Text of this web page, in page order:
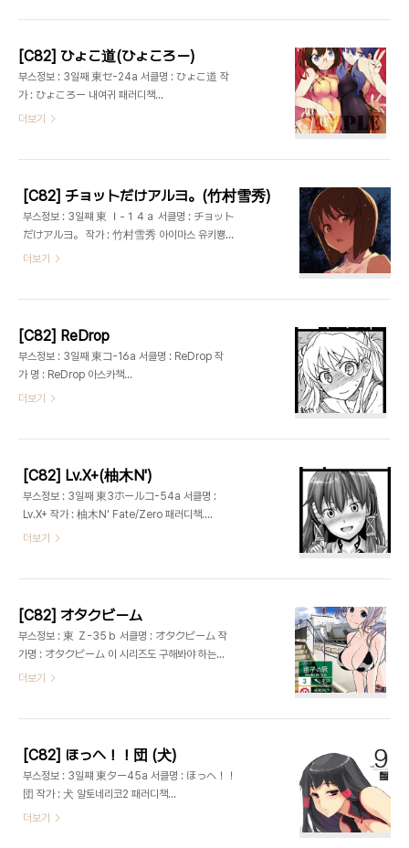
つわーくす(ぽんこつわーくす)偽住所不定(な
SISTERS 벽서클. 체력(중요), 자금에 여유가 ..
[C82] ひょこ道(ひょころー)
부스정보 : 3일째 東セ-24a 서클명 : ひょこ道 작
가 : ひょころー 내여귀 패러디책
http://hyocorou.blog71.fc2.com/
더보기
[C82] チョットだけアルヨ。(竹村雪秀)
부스정보 : 3일쨰 東 Ｉ-１４ａ 서클명 : チョット
だけアルヨ。 작가 : 竹村雪秀 아이마스 유키뿅과
타카네 책
더보기
[C82] ReDrop
부스정보 : 3일째 東コ-16a 서클명 : ReDrop 작
가 명 : ReDrop 아스카책
http://redrop.luv.raindrop.jp/
더보기
[C82] Lv.X+(柚木N')
부스정보 : 3일째 東3ホールコ-54a 서클명 :
Lv.X+ 작가 : 柚木N' Fate/Zero 패러디책.
http://yuz.blog3.fc2.com/
더보기
[C82] オタクビーム
부스정보 : 東 Ｚ-35ｂ 서클명 : オタクビーム 작
가명 : オタクビーム 이 시리즈도 구해봐야 하는데
만다라케 가면 꼭 까먹음.
더보기
[C82] ほっへ！！団 (犬)
부스정보 : 3일쨰 東ター45a 서클명 : ほっへ！！
団 작가 : 犬 알토네리코2 패러디책
http://homepage3.nifty.com/takamichi/
더보기